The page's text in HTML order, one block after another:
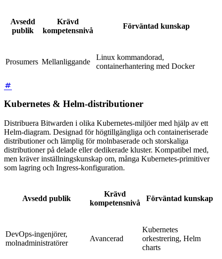
Avsedd
publik
Krävd
kompetensnivå
Förväntad kunskap
Prosumers Mellanliggande
Linux kommandorad,
containerhantering med Docker
Kubernetes & Helm-distributioner
Distribuera Bitwarden i olika Kubernetes-miljöer med hjälp av ett
Helm-diagram. Designad för högtillgängliga och containeriserade
distributioner och lämplig för molnbaserade och storskaliga
distributioner på delade eller dedikerade kluster. Kompatibel med,
men kräver inställningskunskap om, många Kubernetes-primitiver
som lagring och Ingress-konfiguration.
Avsedd publik
Krävd
kompetensnivå
Förväntad kunskap
DevOps-ingenjörer,
molnadministratörer
Avancerad
Kubernetes
orkestrering, Helm
charts